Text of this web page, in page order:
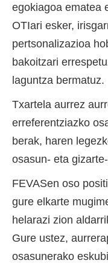
egokiagoa ematea
OTIari esker,
pertsonalizazioa
bakoitzari
laguntza bermatuz.
Txartela aurrez
erreferentziazko
berak, haren
osasun- eta
FEVASen oso
gure elkarte
helarazi zion
Gure ustez,
osasunerako